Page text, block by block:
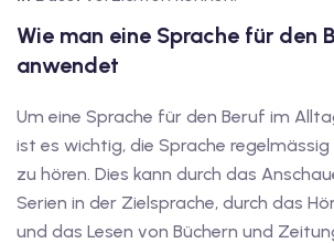
Wie man eine Sprache für den
anwendet
Um eine Sprache für den Beruf im
ist es wichtig, die Sprache
zu hören. Dies kann durch das
Serien in der Zielsprache, durch das
und das Lesen von Büchern und